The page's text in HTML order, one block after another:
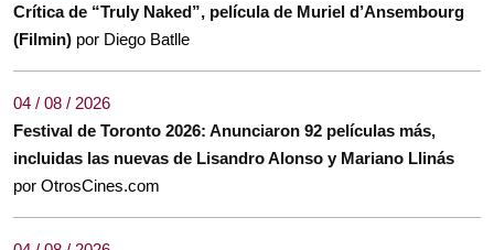
Crítica de “Truly Naked”, película de Muriel d’Ansembourg
(Filmin) por Diego Batlle
04 / 08 / 2026
Festival de Toronto 2026: Anunciaron 92 películas más,
incluidas las nuevas de Lisandro Alonso y Mariano Llinás
por OtrosCines.com